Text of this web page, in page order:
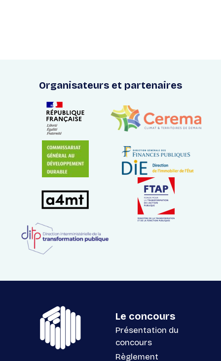
Organisateurs et partenaires
Le concours
Présentation du
concours
Règlement